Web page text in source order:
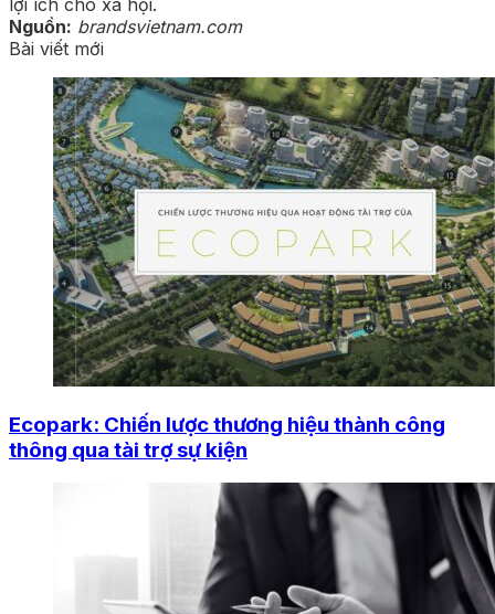
Nguồn: brandsvietnam.com
Bài viết mới
Ecopark: Chiến lược thương hiệu thành công
thông qua tài trợ sự kiện